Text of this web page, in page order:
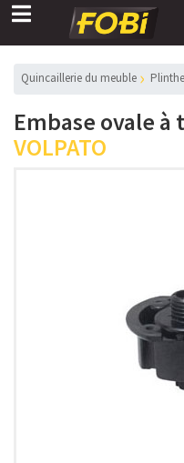
Quincaillerie du meuble
Embase ovale
VOLPATO